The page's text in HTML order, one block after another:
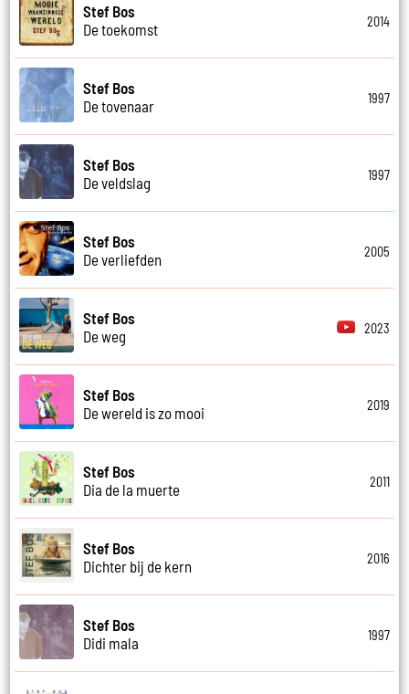
Stef Bos
De toekomst
2014
Stef Bos
De tovenaar
1997
Stef Bos
De veldslag
1997
Stef Bos
De verliefden
2005
Stef Bos
De weg
2023
Stef Bos
De wereld is zo mooi
2019
Stef Bos
Dia de la muerte
2011
Stef Bos
Dichter bij de kern
2016
Stef Bos
Didi mala
1997